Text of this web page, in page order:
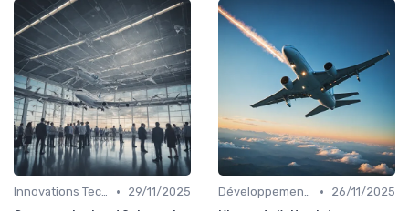
Innovations Technologiques •
29/11/2025
Développement Durable •
26/11/2025